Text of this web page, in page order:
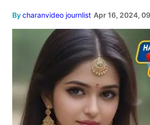
Bycharanvideo journlist Apr 16, 2024,